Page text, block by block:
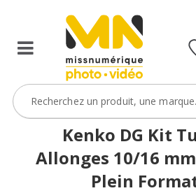
Kenko DG Kit
Allonges 10/16 mm
Plein